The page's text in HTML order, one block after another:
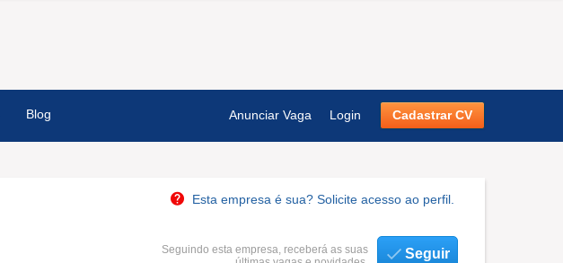
Blog Anunciar Vaga Login Cadastrar CV
Esta empresa é sua? Solicite acesso ao perfil.
Seguindo esta empresa, receberá as suas
Seguir